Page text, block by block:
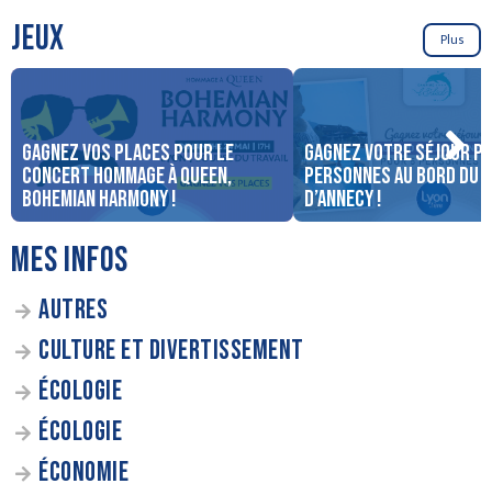
JEUX Plus
Gagnez vos places pour le
concert Hommage à Queen,
Bohemian Harmony !
Gagnez votre séjour
personnes au bord du
d’Annecy !
MES INFOS
AUTRES
CULTURE ET DIVERTISSEMENT
ÉCOLOGIE
ÉCOLOGIE
ÉCONOMIE